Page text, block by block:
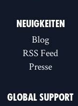
NEUIGKEITEN
Blog
RSS Feed
Presse
GLOBAL SUPPORT